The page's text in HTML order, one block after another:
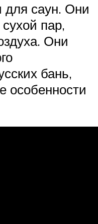
саун. Они
пар,
Они
бань,
особенности